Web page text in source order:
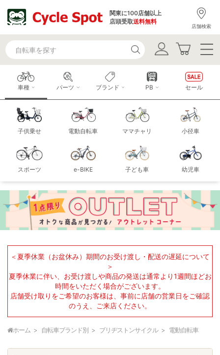
関東に100店舗以上
店頭受取送料無料
店舗検索
車種
子供乗せ 電動自転車 ママチャリ 小径車
スポーツ e-BIKE 子ども車 幼児車
パーツ ブランド PB セール
＜夏季休業（お盆休み）期間のお受け渡し・配送の遅延について
＞
夏季休業に伴い、お受け渡しや商品の発送は通常より1週間ほどお
時間をいただく場合がございます。
店舗受け取りをご希望のお客様は、事前に店舗の営業日をご確認
のうえ、ご来店ください。
ホーム 自転車ブランド別 ブリヂストンサイクル 電動自転車